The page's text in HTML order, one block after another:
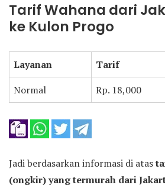
Tarif Wahana dari
ke Kulon Progo
Layanan Tarif
Normal
Rp. 18,000
Jadi berdasarkan informasi di atas
(ongkir) yang termurah dari